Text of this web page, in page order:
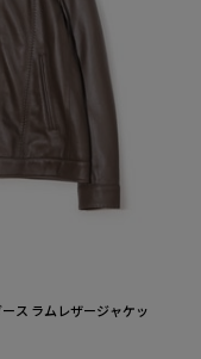
ス ラムレザージャケッ